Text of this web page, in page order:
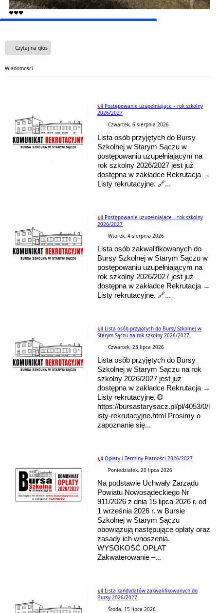
❤️❤️❤️
Czytaj na głos
Wiadomości
📢 Postępowanie uzupełniające – rok szkolny
2026/2027
Czwartek, 6 sierpnia 2026
Lista osób przyjętych do Bursy
Szkolnej w Starym Sączu w
postępowaniu uzupełniającym na
rok szkolny 2026/2027 jest już
dostępna w zakładce Rekrutacja →
Listy rekrutacyjne. 🔗...
📢 Postępowanie uzupełniające – rok szkolny
2026/2027
Wtorek, 4 sierpnia 2026
Lista osób zakwalifikowanych do
Bursy Szkolnej w Starym Sączu w
postępowaniu uzupełniającym na
rok szkolny 2026/2027 jest już
dostępna w zakładce Rekrutacja →
Listy rekrutacyjne. 🔗...
📢 Lista osób przyjętych do Bursy Szkolnej w
Starym Sączu na rok szkolny 2026/2027
Czwartek, 23 lipca 2026
Lista osób przyjętych do Bursy
Szkolnej w Starym Sączu na rok
szkolny 2026/2027 jest już
dostępna w zakładce Rekrutacja →
Listy rekrutacyjne. 🌐
https://bursastarysacz.pl/pl/4053/0/l
isty-rekrutacyjne.html Prosimy o
zapoznanie się...
📢 Opłaty i Terminy Płatności 2026/2027
Poniedziałek, 20 lipca 2026
Na podstawie Uchwały Zarządu
Powiatu Nowosądeckiego Nr
911/2026 z dnia 15 lipca 2026 r. od
1 września 2026 r. w Bursie
Szkolnej w Starym Sączu
obowiązują następujące opłaty oraz
zasady ich wnoszenia.
WYSOKOŚĆ OPŁAT
Zakwaterowanie –...
📢 Lista kandydatów zakwalifikowanych do
Bursy 2026/2027
Środa, 15 lipca 2026